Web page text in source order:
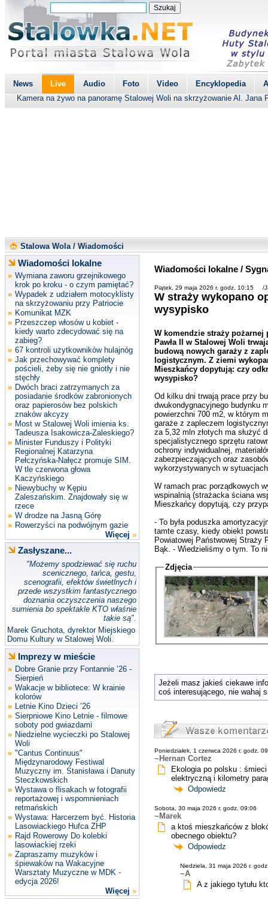
News Live Audio Foto Video Encyklopedia
Kamera na żywo na panoramę Stalowej Woli na skrzyżowanie Al. Jana
Stalowa Wola/ Wiadomości
Wiadomości lokalne
» Wymiana zaworu grzejnikowego
krok po kroku - o czym pamiętać?
» Wypadek z udziałem motocyklisty
na skrzyżowaniu przy Patriocie
» Komunikat MZK
» Przeszczep włosów u kobiet -
kiedy warto zdecydować się na
zabieg?
» 67 kontroli użytkowników hulajnóg
» Jak przechowywać komplety
pościeli, żeby się nie gniotły i nie
stęchły
» Dwóch braci zatrzymanych za
posiadanie środków zabronionych
oraz papierosów bez polskich
znaków akcyzy
» Most w Stalowej Woli imienia ks.
Tadeusza Isakowicza-Zaleskiego?
» Minister Funduszy i Polityki
Regionalnej Katarzyna
Pełczyńska-Nałęcz promuje SIM.
W tle czerwona głowa
Kaczyńskiego
» Niewybuchy w Kępiu
Zaleszańskim. Znajdowały się w
rzece
» W drodze na Jasną Górę
» Rowerzyści na podwójnym gazie
Więcej »
Zasłyszane...
"Możemy spodziewać się ruchu
scenicznego, tańca, gestu,
scenografii, efektów świetlnych i
przede wszystkim fantastycznego
doznania oczyszczenia naszego
sumienia bo spektakle KTO właśnie
takie są".
Marek Gruchota, dyrektor Miejskiego
Domu Kultury w Stalowej Woli.
Imprezy w mieście
» Dobre Granie przy Fontannie ’26 -
Sierpień
» Wakacje w bibliotece: W krainie
kolorów
» Letnie Kino Dzieci ’26
» Sierpniowe Kino Letnie - filmowe
soboty pod gwiazdami
» Niedzielne wycieczki po Stalowej
Woli
» "Cantus Continuus"
Międzynarodowy Festiwal
Muzyczny im. Stanisława i Danuty
Steczkowskich
» Wystawa o flisakach w fotografii
reportażowej i wspomnieniach
retmańskich
» Wystawa: Harcerzem być. Historia
Lasowiackiego Hufca ZHP
» Rajd Rowerowy Do kolebki
lasowiackiej rzeki
» Zapraszamy muzyków i
śpiewaków na Wakacyjne
Warsztaty Muzyczne w MDK -
edycja 2026!
Więcej »
Wiadomości lokalne /
Piątek, 29 maja 2026 r. godz. 10:15 /
W straży wykopano
wysypisko
W komendzie straży pożarnej
Pawła II w Stalowej Woli
budową nowych garaży z
logistycznym. Z ziemi
Mieszkańcy dopytują: czy
wysypisko?
Od kilku dni trwają prace przy
dwukondygnacyjnego budynku
powierzchni 700 m2, w którym
garaże z zapleczem
za 5,32 mln złotych ma służyć
specjalistycznego sprzętu
ochrony indywidualnej,
zabezpieczających oraz
wykorzystywanych w
W ramach prac porządkowych
wspinalnią (strażacka ściana
Mieszkańcy dopytują, czy
- To była poduszka
tamte czasy, kiedy obiekt
Powiatowej Państwowej Straży
Bąk. - Wiedzieliśmy o tym. To
Zdjęcia
Jeżeli masz jakieś ciekawe
coś interesującego, nie wahaj
Poniedziałek, 1 czerwca 2026 r. godz.
~Hernan Cortez
Ekologia po polsku :
elektryczną i kilometry
Odpowiedz
Sobota, 30 maja 2026 r. godz. 09:06
~Marek
a ktoś mieszkańców z
obecnego obiektu?
Odpowiedz
Niedziela, 31 maja 2026 r.
~A
A z jakiego tytułu